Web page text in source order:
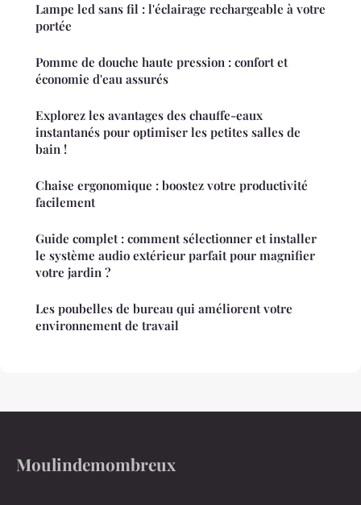
Lampe led sans fil : l'éclairage rechargeable à votre
portée
Pomme de douche haute pression : confort et
économie d'eau assurés
Explorez les avantages des chauffe-eaux
instantanés pour optimiser les petites salles de
bain !
Chaise ergonomique : boostez votre productivité
facilement
Guide complet : comment sélectionner et installer
le système audio extérieur parfait pour magnifier
votre jardin ?
Les poubelles de bureau qui améliorent votre
environnement de travail
Moulindemombreux